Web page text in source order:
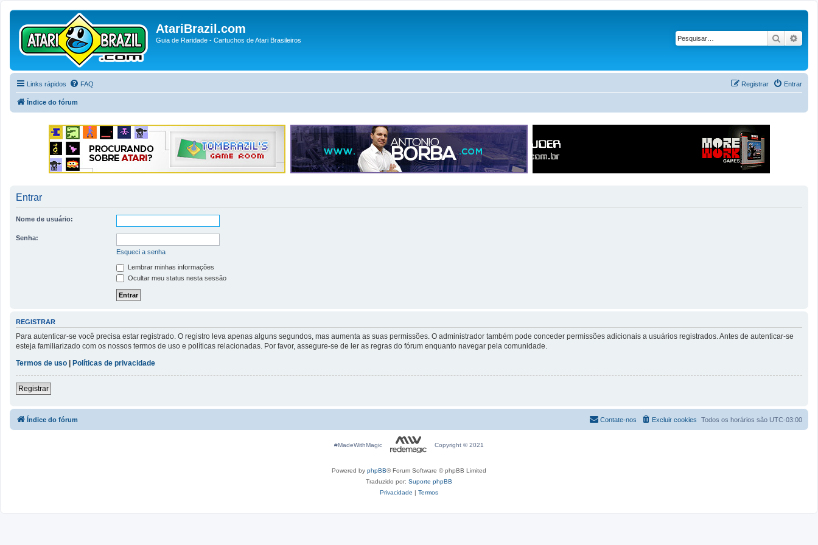
AtariBrazil.com
Guia de Raridade - Cartuchos de Atari Brasileiros Pesquisar
Links rápidos FAQ Entrar
Registrar
Índice do fórum
Entrar
Nome de usuário:
Senha:
Esqueci a senha
Lembrar minhas informações
Ocultar meu status nesta sessão
REGISTRAR
Para autenticar-se você precisa estar registrado. O registro leva apenas alguns segundos, mas aumenta as suas permissões. O administrador também pode conceder permissões adicionais a usuários registrados. Antes de autenticar-se
esteja familiarizado com os nossos termos de uso e políticas relacionadas. Por favor, assegure-se de ler as regras do fórum enquanto navegar pela comunidade.
Termos de uso | Políticas de privacidade
Registrar
Índice do fórum Todos os horários são UTC-03:00
Excluir cookies
Contate-nos
#MadeWithMagic Copyright © 2021
Powered by phpBB® Forum Software © phpBB Limited
Traduzido por: Suporte phpBB
Privacidade | Termos